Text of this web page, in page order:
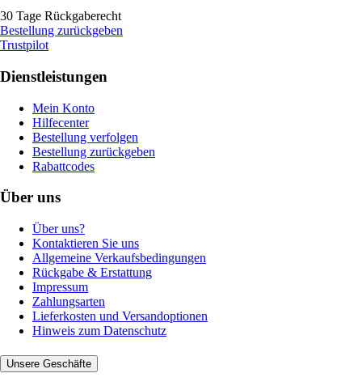
30 Tage Rückgaberecht
Bestellung zurückgeben
Trustpilot
Dienstleistungen
Mein Konto
Hilfecenter
Bestellung verfolgen
Bestellung zurückgeben
Rabattcodes
Über uns
Über uns?
Kontaktieren Sie uns
Allgemeine Verkaufsbedingungen
Rückgabe & Erstattung
Impressum
Zahlungsarten
Lieferkosten und Versandoptionen
Hinweis zum Datenschutz
Unsere Geschäfte